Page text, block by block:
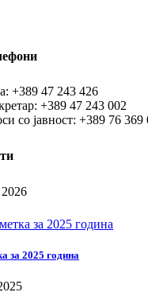
+389 47 243 426
+389 47 243 002
со јавност: +389 76 369
за 2025 година